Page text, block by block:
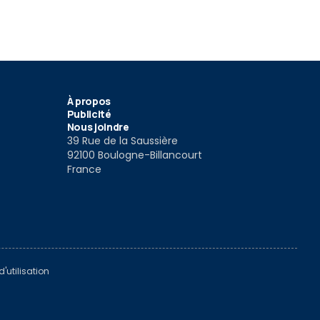
Edition
À propos
Publicité
Nous joindre
39 Rue de la Saussière
92100 Boulogne-Billancourt
France